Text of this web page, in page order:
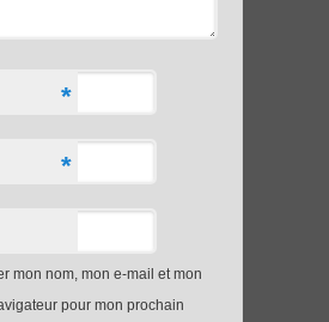
*
*
mon nom, mon e-mail et mon
pour mon prochain